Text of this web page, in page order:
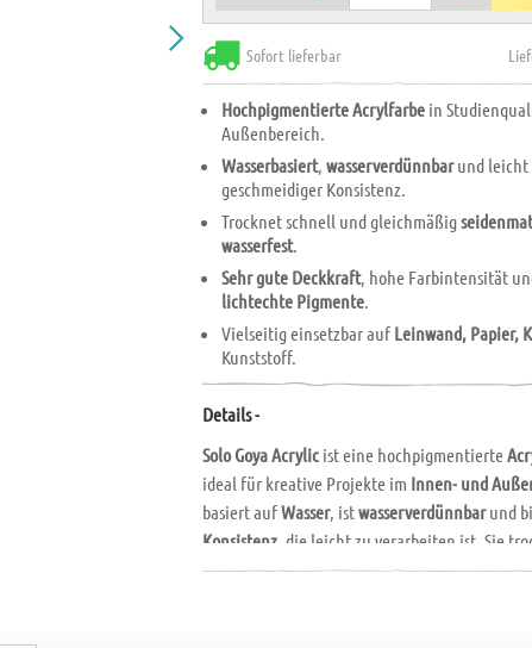
Sofort lieferbar
Hochpigmentierte Acrylfarbe in
Außenbereich.
Wasserbasiert,wasserverdünnbarund leicht
geschmeidiger Konsistenz.
Trocknet schnell und gleichmäßig
wasserfest.
Sehr gute Deckkraft, hohe Farbintensität
lichtechte Pigmente.
Vielseitig einsetzbar auf Leinwand, Papier,
Kunststoff.
Details -
Solo Goya Acrylic ist eine hochpigmentierte
ideal für kreative Projekte im Innen- und
basiert aufWasser, istwasserverdünnbarund
Konsistenz , die leicht zu verarbeiten ist. Sie
seidenmattauf und wird nach dem Trocknen